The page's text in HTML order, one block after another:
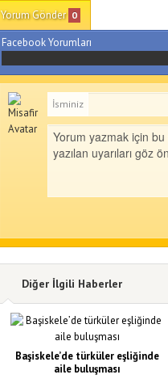
Yorum Gönder 0
Facebook Yorumları
İsminiz
Diğer İlgili Haberler
Başiskele’de türküler eşliğinde
aile buluşması